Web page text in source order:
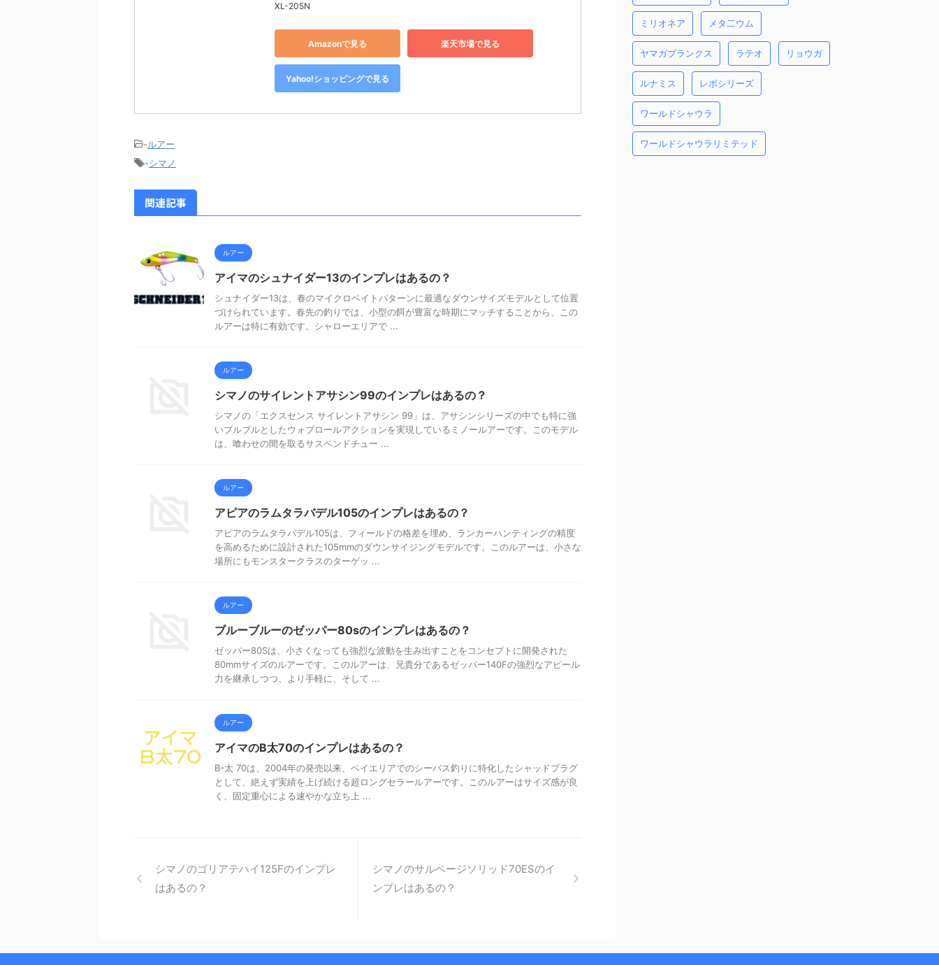
XL-205N
Amazonで見る 楽天市場で見る
Yahoo!ショッピングで見る
-ルアー
-シマノ
関連記事
ルアー
アイマのシュナイダー13のインプレはあるの？
シュナイダー13は、春のマイクロベイトパターンに最適なダウンサイズモデルとして位置
づけられています。春先の釣りでは、小型の餌が豊富な時期にマッチすることから、この
ルアーは特に有効です。シャローエリアで ...
ルアー
シマノのサイレントアサシン99のインプレはあるの？
シマノの「エクスセンス サイレントアサシン 99」は、アサシンシリーズの中でも特に強
いブルブルとしたウォブロールアクションを実現しているミノールアーです。このモデル
は、喰わせの間を取るサスペンドチュー ...
ルアー
アピアのラムタラバデル105のインプレはあるの？
アピアのラムタラバデル105は、フィールドの格差を埋め、ランカーハンティングの精度
を高めるために設計された105mmのダウンサイジングモデルです。このルアーは、小さな
場所にもモンスタークラスのターゲッ ...
ルアー
ブルーブルーのゼッパー80sのインプレはあるの？
ゼッパー80Sは、小さくなっても強烈な波動を生み出すことをコンセプトに開発された
80mmサイズのルアーです。このルアーは、兄貴分であるゼッパー140Fの強烈なアピール
力を継承しつつ、より手軽に、そして ...
ルアー
アイマのB太70のインプレはあるの？
B-太 70は、2004年の発売以来、ベイエリアでのシーバス釣りに特化したシャッドプラグ
として、絶えず実績を上げ続ける超ロングセラールアーです。このルアーはサイズ感が良
く、固定重心による速やかな立ち上 ...
シマノのゴリアテハイ125Fのインプレ
はあるの？
シマノのサルベージソリッド70ESのイ
ンプレはあるの？
ミリオネア メタ二ウム
ヤマガブランクス ラテオ リョウガ
ルナミス レボシリーズ
ワールドシャウラ
ワールドシャウラリミテッド